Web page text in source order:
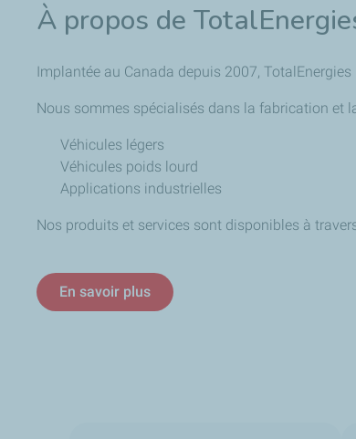
À propos de
Implantée au Canada depuis 2007,
Nous sommes spécialisés dans la fabrication et
Véhicules légers
Véhicules poids lourd
Applications industrielles
Nos produits et services sont disponibles à
En savoir plus